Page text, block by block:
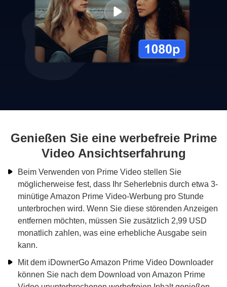
Genießen Sie eine werbefreie Prime
Video Ansichtserfahrung
Beim Verwenden von Prime Video stellen Sie
möglicherweise fest, dass Ihr Seherlebnis durch etwa 3-
minütige Amazon Prime Video-Werbung pro Stunde
unterbrochen wird. Wenn Sie diese störenden Anzeigen
entfernen möchten, müssen Sie zusätzlich 2,99 USD
monatlich zahlen, was eine erhebliche Ausgabe sein
kann.
Mit dem iDownerGo Amazon Prime Video Downloader
können Sie nach dem Download von Amazon Prime